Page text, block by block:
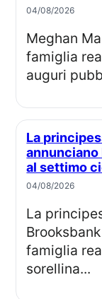
04/08/2026
Meghan Markle compie 45 anni, ma dalla
famiglia
auguri
La principessa Eugenie e Jack Brooksbank
al settimo
04/08/2026
La principessa Eugenia e Jack
famiglia
sorellina...